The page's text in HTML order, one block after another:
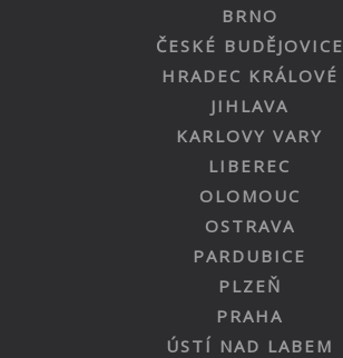
BRNO
ČESKÉ BUDĚJOVICE
HRADEC KRÁLOVÉ
JIHLAVA
KARLOVY VARY
LIBEREC
OLOMOUC
OSTRAVA
PARDUBICE
PLZEŇ
PRAHA
ÚSTÍ NAD LABEM